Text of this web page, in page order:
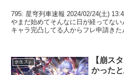
795: 星穹列車速報 2024/02/24(土)
やまだ始めてそんなに日が経ってな
キャラ完凸してる人からフレ申請きた
クエスト
【崩ス
かった